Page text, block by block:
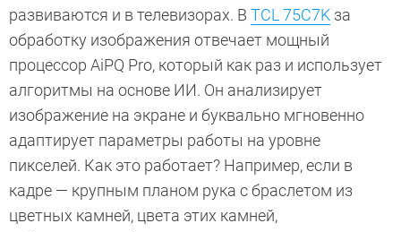
развиваются и в телевизорах. В TCL 75C7K за
обработку изображения отвечает мощный
процессор AiPQ Pro, который как раз и использует
алгоритмы на основе ИИ. Он анализирует
изображение на экране и буквально мгновенно
адаптирует параметры работы на уровне
пикселей. Как это работает? Например, если в
кадре — крупным планом рука с браслетом из
цветных камней, цвета этих камней,